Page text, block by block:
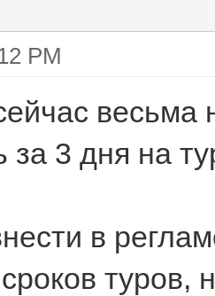
PM
весьма
за 3 дня на
в
туров,